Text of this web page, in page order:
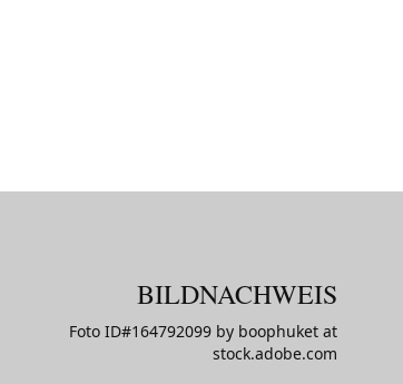
BILDNACHWEIS
Foto ID#164792099 by boophuket at
stock.adobe.com